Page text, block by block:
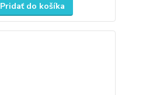
Pridať do košíka